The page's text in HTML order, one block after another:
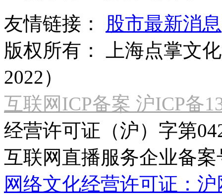
友情链接：
股市最新消息
版权所有：
上海点掌文
2022）
互联网ICP备案 沪ICP备
经营许可证（沪）字第
互联网直播服务企业备案
网络文化经营许可证：